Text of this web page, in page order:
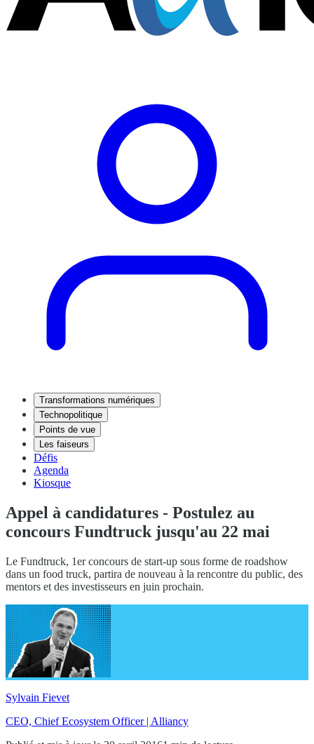
Transformations numériques
Technopolitique
Points de vue
Les faiseurs
Défis
Agenda
Kiosque
Appel à candidatures - Postulez au
concours Fundtruck jusqu'au 22 mai
Le Fundtruck, 1er concours de start-up sous forme de roadshow
dans un food truck, partira de nouveau à la rencontre du public, des
mentors et des investisseurs en juin prochain.
Sylvain Fievet
CEO, Chief Ecosystem Officer | Alliancy